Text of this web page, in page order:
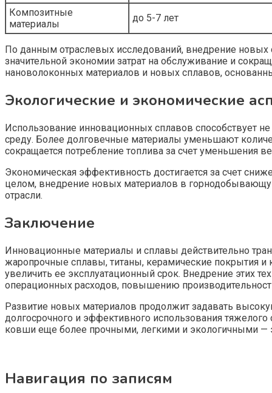
Композитные
материалы
до 5-7 лет
По данным отраслевых исследований, внедрение новых
значительной экономии затрат на обслуживание и
нановолоконных материалов и новых сплавов,
Экологические и экономические
Использование инновационных сплавов способствует
среду. Более долговечные материалы уменьшают
сокращается потребление топлива за счет уменьшения
Экономическая эффективность достигается за счет
целом, внедрение новых материалов в
отрасли.
Заключение
Инновационные материалы и сплавы действительно
жаропрочные сплавы, титаны, керамические покрытия и
увеличить ее эксплуатационный срок. Внедрение этих
операционных расходов, повышению
Развитие новых материалов продолжит задавать
долгосрочного и эффективного использования
ковши еще более прочными, легкими и экологичными —
Навигация по записям